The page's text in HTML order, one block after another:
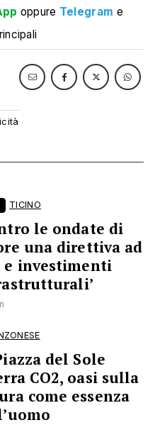
oppure Telegram e
TICINO
le ondate di
una direttiva ad
e investimenti
del Sole
CO2, oasi sulla
come essenza